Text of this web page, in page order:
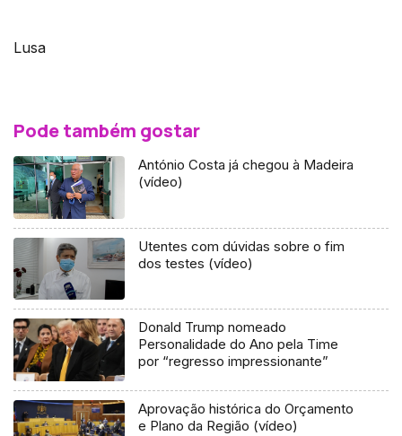
Lusa
Pode também gostar
António Costa já chegou à Madeira
(vídeo)
Utentes com dúvidas sobre o fim
dos testes (vídeo)
Donald Trump nomeado
Personalidade do Ano pela Time
por “regresso impressionante”
Aprovação histórica do Orçamento
e Plano da Região (vídeo)